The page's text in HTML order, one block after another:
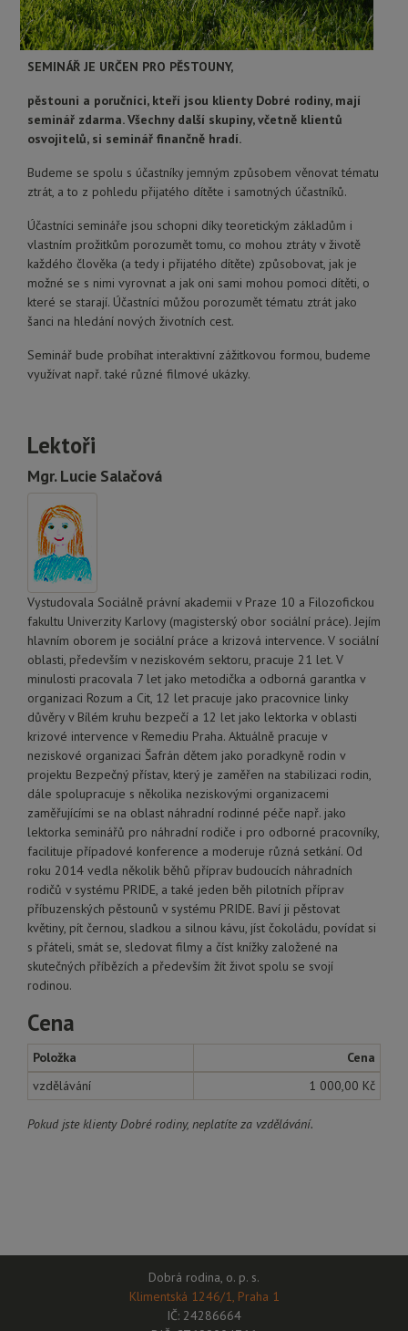
SEMINÁŘ JE URČEN PRO PĚSTOUNY,
pěstouni a poručníci, kteří jsou klienty Dobré rodiny, mají
seminář zdarma. Všechny další skupiny, včetně klientů
osvojitelů, si seminář finančně hradí.
Budeme se spolu s účastníky jemným způsobem věnovat tématu
ztrát, a to z pohledu přijatého dítěte i samotných účastníků.
Účastníci semináře jsou schopni díky teoretickým základům i
vlastním prožitkům porozumět tomu, co mohou ztráty v životě
každého člověka (a tedy i přijatého dítěte) způsobovat, jak je
možné se s nimi vyrovnat a jak oni sami mohou pomoci dítěti, o
které se starají. Účastníci můžou porozumět tématu ztrát jako
šanci na hledání nových životních cest.
Seminář bude probíhat interaktivní zážitkovou formou, budeme
využívat např. také různé filmové ukázky.
Lektoři
Mgr. Lucie Salačová
Vystudovala Sociálně právní akademii v Praze 10 a Filozofickou
fakultu Univerzity Karlovy (magisterský obor sociální práce). Jejím
hlavním oborem je sociální práce a krizová intervence. V sociální
oblasti, především v neziskovém sektoru, pracuje 21 let. V
minulosti pracovala 7 let jako metodička a odborná garantka v
organizaci Rozum a Cit, 12 let pracuje jako pracovnice linky
důvěry v Bílém kruhu bezpečí a 12 let jako lektorka v oblasti
krizové intervence v Remediu Praha. Aktuálně pracuje v
neziskové organizaci Šafrán dětem jako poradkyně rodin v
projektu Bezpečný přístav, který je zaměřen na stabilizaci rodin,
dále spolupracuje s několika neziskovými organizacemi
zaměřujícími se na oblast náhradní rodinné péče např. jako
lektorka seminářů pro náhradní rodiče i pro odborné pracovníky,
facilituje případové konference a moderuje různá setkání. Od
roku 2014 vedla několik běhů příprav budoucích náhradních
rodičů v systému PRIDE, a také jeden běh pilotních příprav
příbuzenských pěstounů v systému PRIDE. Baví ji pěstovat
květiny, pít černou, sladkou a silnou kávu, jíst čokoládu, povídat si
s přáteli, smát se, sledovat filmy a číst knížky založené na
skutečných příbězích a především žít život spolu se svojí
rodinou.
Cena
Položka
Cena
vzdělávání
1 000,00 Kč
Pokud jste klienty Dobré rodiny, neplatíte za vzdělávání.
Dobrá rodina, o. p. s.
Klimentská 1246/1, Praha 1
IČ: 24286664